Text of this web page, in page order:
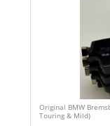
Original BMW
Touring & Mild)